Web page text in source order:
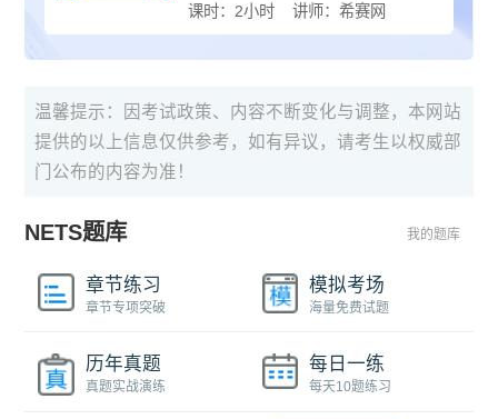
课时：2小时 讲师：希赛网
温馨提示：因考试政策、内容不断变化与调整，本网站
提供的以上信息仅供参考，如有异议，请考生以权威部
门公布的内容为准！
NETS题库 我的题库
章节练习
章节专项突破
模拟考场
海量免费试题
历年真题
真题实战演练
每日一练
每天10题练习